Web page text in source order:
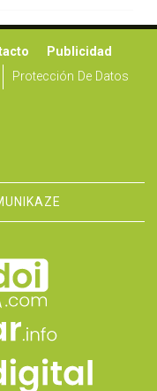
Publicidad
Protección De Datos